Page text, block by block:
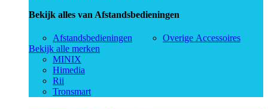
Bekijk alles van Afstandsbedieningen
Afstandsbedieningen
Overige Accessoires
Bekijk alle merken
MINIX
Himedia
Rii
Tronsmart